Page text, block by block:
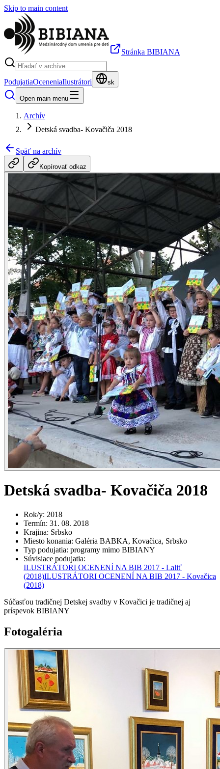
Skip to main content
Stránka BIBIANA
PodujatiaOceneniaIlustrátori sk
Open main menu
Archív
Detská svadba- Kovačiča 2018
Späť na archív
Kopírovať odkaz
Detská svadba- Kovačiča 2018
Rok/y: 2018
Termín: 31. 08. 2018
Krajina: Srbsko
Miesto konania: Galéria BABKA, Kovačica, Srbsko
Typ podujatia: programy mimo BIBIANY
Súvisiace podujatia:
ILUSTRÁTORI OCENENÍ NA BIB 2017 - Laliť
(2018)ILUSTRÁTORI OCENENÍ NA BIB 2017 - Kovačica
(2018)
Súčasťou tradičnej Detskej svadby v Kovačici je tradičnej aj
príspevok BIBIANY
Fotogaléria